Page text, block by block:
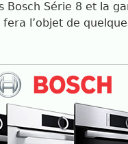
Bosch Série 8 et la
l’objet de